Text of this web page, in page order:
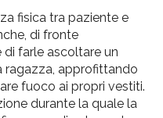
fisica tra paziente e
di fronte
di farle ascoltare un
ragazza, approfittando
fuoco ai propri vestiti.
durante la quale la